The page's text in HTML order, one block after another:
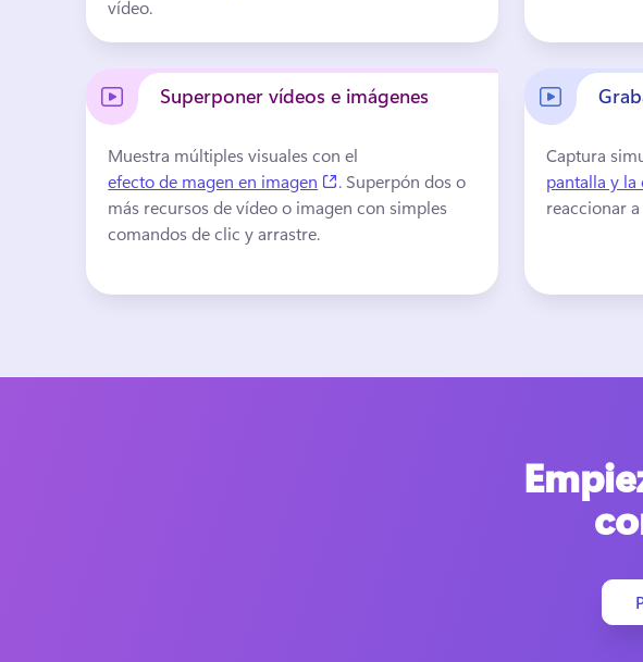
vídeo.
Superponer vídeos e imágenes
Muestra múltiples visuales con el
efecto de magen en imagen
(opens in a new tab)
. Superpón dos o
más recursos de vídeo o imagen con simples
comandos de clic y arrastre.
Captura
pantalla y la
reaccionar